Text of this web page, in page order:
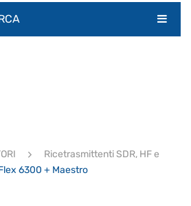
Ricetrasmittenti SDR, HF e
6300 + Maestro